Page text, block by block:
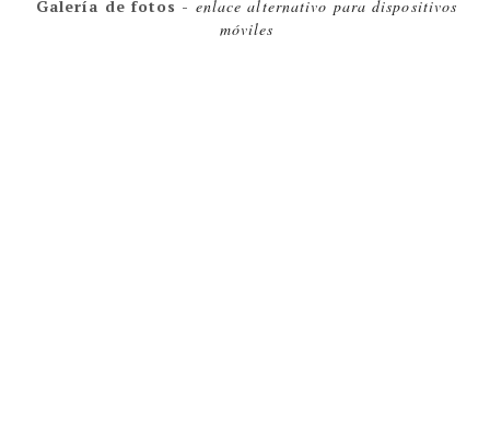
Galería de fotos - enlace alternativo para dispositivos
móviles